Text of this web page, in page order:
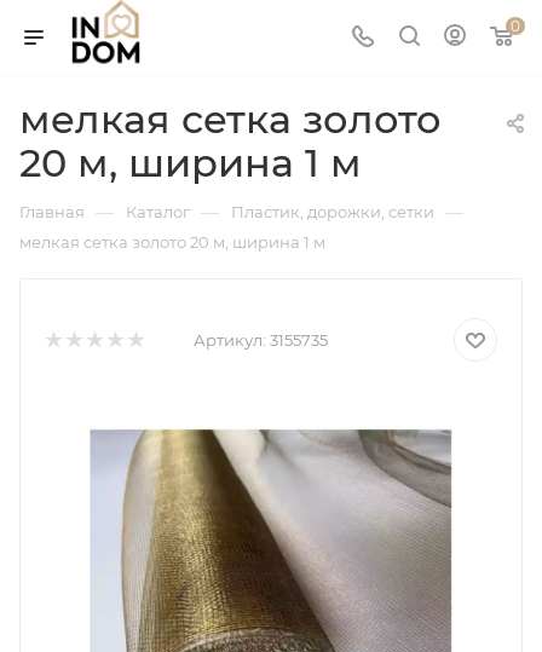
0
мелкая сетка золото
20 м, ширина 1 м
Главная — Каталог — Пластик, дорожки, сетки —
мелкая сетка золото 20 м, ширина 1 м
Артикул: 3155735